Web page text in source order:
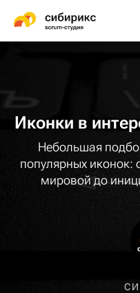
Иконки в
Небольшая
популярных иконок:
мировой до